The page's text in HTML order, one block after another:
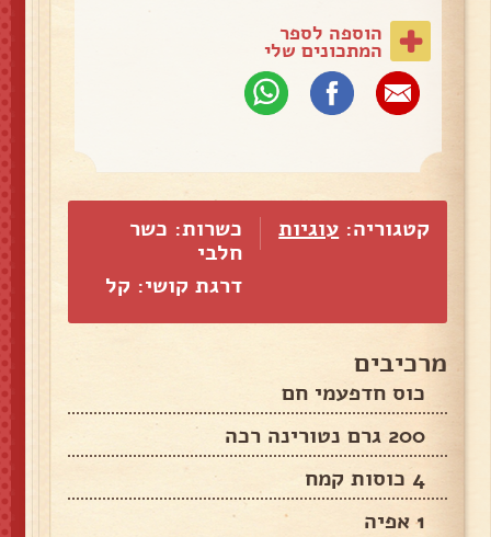
הוספה לספר
המתכונים שלי
קטגוריה: עוגיות
כשרות: כשר
חלבי
דרגת קושי: קל
מרכיבים
כוס חדפעמי חם
200 גרם נטורינה רכה
4 כוסות קמח
1 אפיה